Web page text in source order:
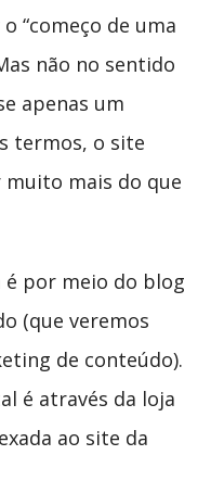
“começo de uma
não no sentido
apenas um
termos, o site
mais do que
é por meio do blog
(que veremos
de conteúdo).
é através da loja
ao site da